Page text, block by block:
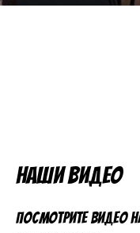
Наши видео
Посмотрите видео